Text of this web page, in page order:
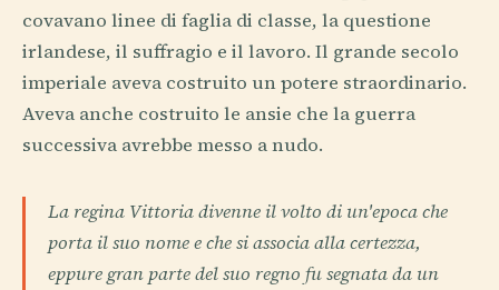
covavano linee di faglia di classe, la questione
irlandese, il suffragio e il lavoro. Il grande secolo
imperiale aveva costruito un potere straordinario.
Aveva anche costruito le ansie che la guerra
successiva avrebbe messo a nudo.
La regina Vittoria divenne il volto di un'epoca che
porta il suo nome e che si associa alla certezza,
eppure gran parte del suo regno fu segnata da un